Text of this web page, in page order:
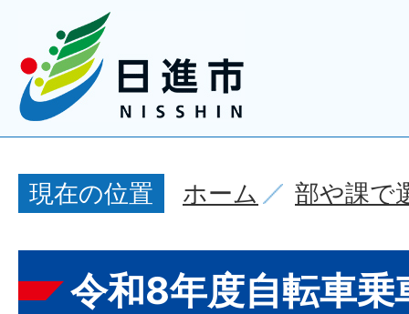
現在の位置 ホーム 部や課で
令和8年度自転車乗